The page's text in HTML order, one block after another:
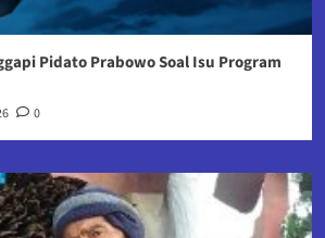
Pidato Prabowo Soal Isu Program
0